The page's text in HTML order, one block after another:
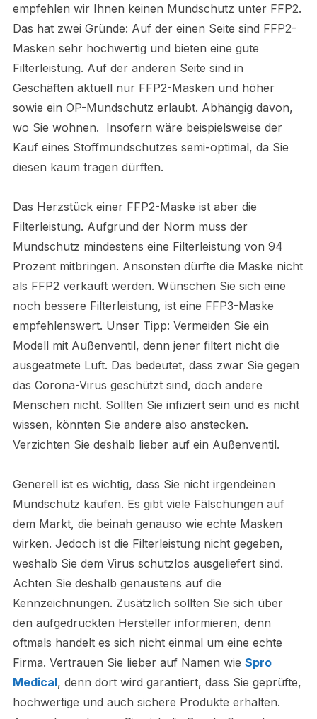
empfehlen wir Ihnen keinen Mundschutz unter FFP2.
Das hat zwei Gründe: Auf der einen Seite sind FFP2-
Masken sehr hochwertig und bieten eine gute
Filterleistung. Auf der anderen Seite sind in
Geschäften aktuell nur FFP2-Masken und höher
sowie ein OP-Mundschutz erlaubt. Abhängig davon,
wo Sie wohnen. Insofern wäre beispielsweise der
Kauf eines Stoffmundschutzes semi-optimal, da Sie
diesen kaum tragen dürften.
Das Herzstück einer FFP2-Maske ist aber die
Filterleistung. Aufgrund der Norm muss der
Mundschutz mindestens eine Filterleistung von 94
Prozent mitbringen. Ansonsten dürfte die Maske nicht
als FFP2 verkauft werden. Wünschen Sie sich eine
noch bessere Filterleistung, ist eine FFP3-Maske
empfehlenswert. Unser Tipp: Vermeiden Sie ein
Modell mit Außenventil, denn jener filtert nicht die
ausgeatmete Luft. Das bedeutet, dass zwar Sie gegen
das Corona-Virus geschützt sind, doch andere
Menschen nicht. Sollten Sie infiziert sein und es nicht
wissen, könnten Sie andere also anstecken.
Verzichten Sie deshalb lieber auf ein Außenventil.
Generell ist es wichtig, dass Sie nicht irgendeinen
Mundschutz kaufen. Es gibt viele Fälschungen auf
dem Markt, die beinah genauso wie echte Masken
wirken. Jedoch ist die Filterleistung nicht gegeben,
weshalb Sie dem Virus schutzlos ausgeliefert sind.
Achten Sie deshalb genaustens auf die
Kennzeichnungen. Zusätzlich sollten Sie sich über
den aufgedruckten Hersteller informieren, denn
oftmals handelt es sich nicht einmal um eine echte
Firma. Vertrauen Sie lieber auf Namen wie Spro
Medical, denn dort wird garantiert, dass Sie geprüfte,
hochwertige und auch sichere Produkte erhalten.